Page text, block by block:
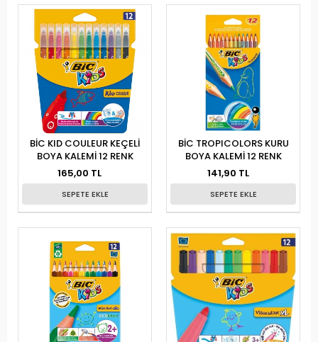
BİC KID COULEUR KEÇELİ
BOYA KALEMİ 12 RENK
165,00 TL
SEPETE EKLE
BİC TROPICOLORS KURU
BOYA KALEMİ 12 RENK
141,90 TL
SEPETE EKLE